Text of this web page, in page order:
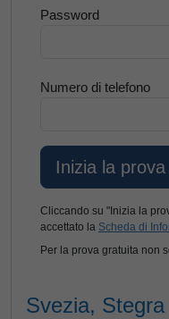
Password
Numero di telefono
Cliccando su "Inizia la
accettato la Scheda di
Per la prova gratuita non
Svezia,